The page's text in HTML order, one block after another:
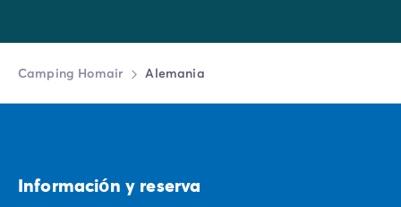
Camping Homair Alemania
Informaciо́n y reserva